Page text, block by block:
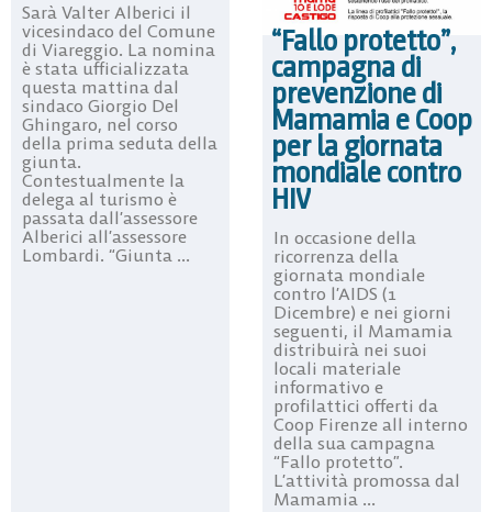
Sarà Valter Alberici il
vicesindaco del Comune
di Viareggio. La nomina
è stata ufficializzata
questa mattina dal
sindaco Giorgio Del
Ghingaro, nel corso
della prima seduta della
giunta.
Contestualmente la
delega al turismo è
passata dall’assessore
Alberici all’assessore
Lombardi. “Giunta ...
“Fallo protetto”,
campagna di
prevenzione di
Mamamia e Coop
per la giornata
mondiale contro
HIV
In occasione della
ricorrenza della
giornata mondiale
contro l’AIDS (1
Dicembre) e nei giorni
seguenti, il Mamamia
distribuirà nei suoi
locali materiale
informativo e
profilattici offerti da
Coop Firenze all interno
della sua campagna
“Fallo protetto”.
L’attività promossa dal
Mamamia ...